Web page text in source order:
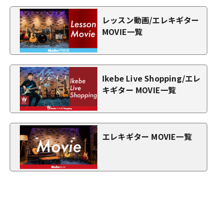
レッスン動画/エレキギター
MOVIE一覧
Ikebe Live Shopping/エレ
キギター MOVIE一覧
エレキギター MOVIE一覧